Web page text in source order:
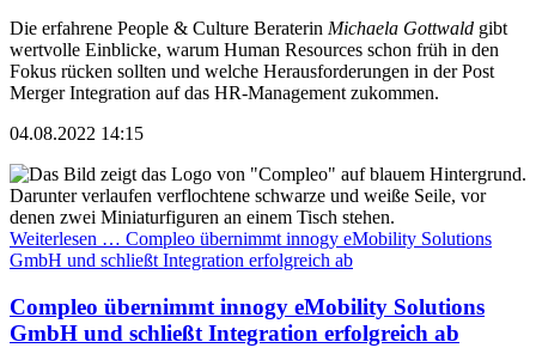
Die erfahrene People & Culture Beraterin Michaela Gottwald gibt
wertvolle Einblicke, warum Human Resources schon früh in den
Fokus rücken sollten und welche Herausforderungen in der Post
Merger Integration auf das HR-Management zukommen.
04.08.2022 14:15
Weiterlesen … Compleo übernimmt innogy eMobility Solutions
GmbH und schließt Integration erfolgreich ab
Compleo übernimmt innogy eMobility Solutions
GmbH und schließt Integration erfolgreich ab